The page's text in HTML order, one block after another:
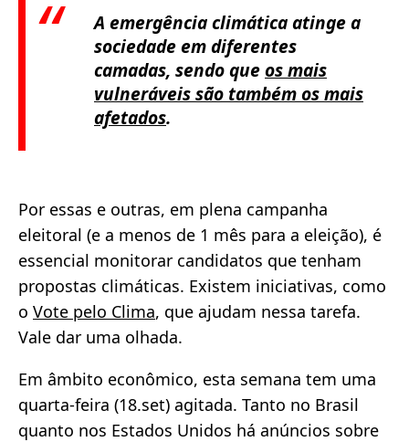
A emergência climática atinge a
sociedade em diferentes
camadas, sendo queos mais
vulneráveis são também os mais
afetados.
Por essas e outras, em plena campanha
eleitoral (e a menos de 1 mês para a eleição), é
essencial monitorar candidatos que tenham
propostas climáticas. Existem iniciativas, como
o Vote pelo Clima, que ajudam nessa tarefa.
Vale dar uma olhada.
Em âmbito econômico, esta semana tem uma
quarta-feira (18.set) agitada. Tanto no Brasil
quanto nos Estados Unidos há anúncios sobre